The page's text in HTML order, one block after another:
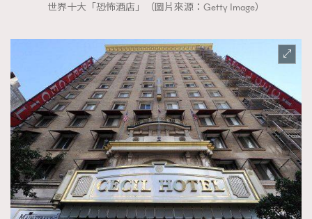
世界十大「恐怖酒店」（圖片來源：Getty Image）